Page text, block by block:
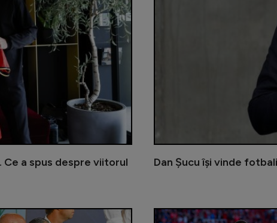
a spus despre viitorul
Dan Șucu își vinde
Descindere a poliției după ce o